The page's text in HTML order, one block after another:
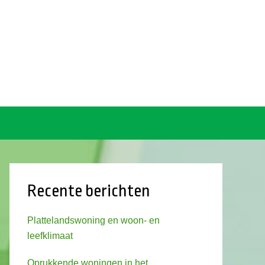
Recente berichten
Plattelandswoning en woon- en
leefklimaat
Oprukkende woningen in het